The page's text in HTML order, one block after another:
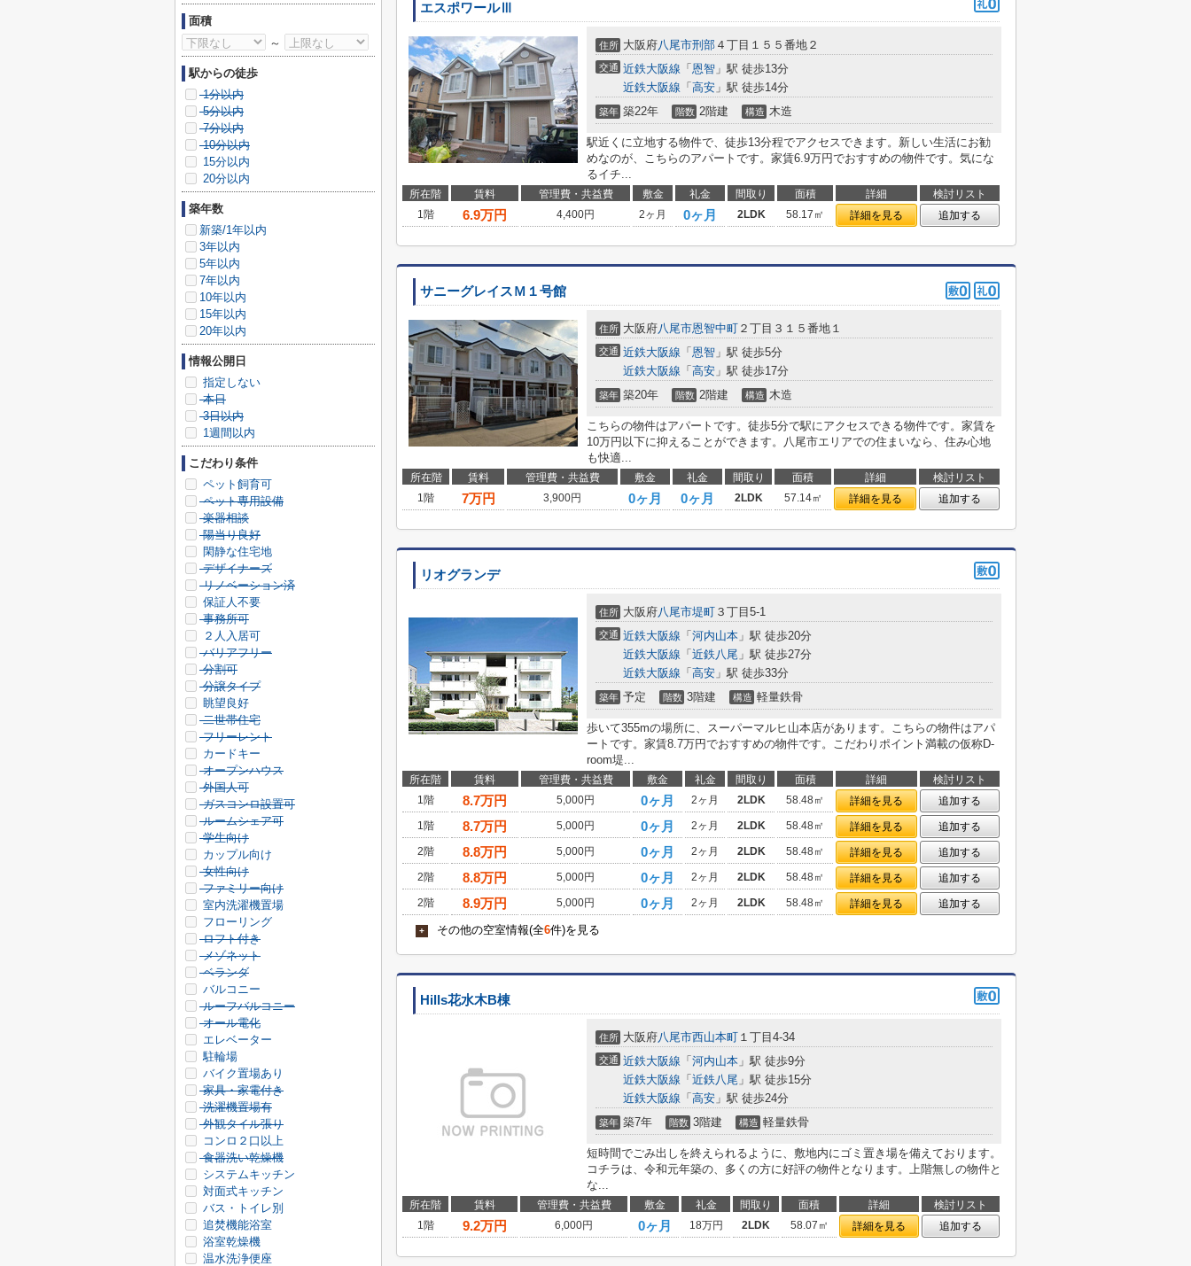
エスポワールⅢ
住所 大阪府八尾市刑部 ４丁目１５５番地２
交通 近鉄大阪線 「 恩智 」駅 徒歩13分
近鉄大阪線 「 高安 」駅 徒歩14分
築年 築22年 階数 2階建 構造 木造
駅近くに立地する物件で、徒歩13分程でアクセスできます。新しい生活にお勧
めなのが、こちらのアパートです。家賃6.9万円でおすすめの物件です。気にな
るイチ...
所在階 賃料 管理費・共益費 敷金 礼金 間取り 面積 詳細
検討リスト
1階
6.9万円 4,400円 2ヶ月 0ヶ月 2LDK 58.17㎡ 詳細を見る 追加する
サニーグレイスＭ１号館
住所 大阪府八尾市恩智中町 ２丁目３１５番地１
交通 近鉄大阪線 「 恩智 」駅 徒歩5分
近鉄大阪線 「 高安 」駅 徒歩17分
築年 築20年 階数 2階建 構造 木造
こちらの物件はアパートです。徒歩5分で駅にアクセスできる物件です。家賃を
10万円以下に抑えることができます。八尾市エリアでの住まいなら、住み心地
も快適...
所在階 賃料 管理費・共益費 敷金 礼金 間取り 面積 詳細
検討リスト
1階
7万円 3,900円 0ヶ月 0ヶ月 2LDK 57.14㎡ 詳細を見る 追加する
リオグランデ
住所 大阪府八尾市堤町 ３丁目5-1
交通 近鉄大阪線 「 河内山本 」駅 徒歩20分
近鉄大阪線 「 近鉄八尾 」駅 徒歩27分
近鉄大阪線 「 高安 」駅 徒歩33分
築年 予定 階数 3階建 構造 軽量鉄骨
歩いて355mの場所に、スーパーマルヒ山本店があります。こちらの物件はアパ
ートです。家賃8.7万円でおすすめの物件です。こだわりポイント満載の仮称D-
room堤...
所在階 賃料 管理費・共益費 敷金 礼金 間取り 面積 詳細
検討リスト
1階
8.7万円 5,000円 0ヶ月 2ヶ月 2LDK 58.48㎡ 詳細を見る
追加する
1階
8.7万円 5,000円 0ヶ月 2ヶ月 2LDK 58.48㎡ 詳細を見る
追加する
2階
8.8万円 5,000円 0ヶ月 2ヶ月 2LDK 58.48㎡ 詳細を見る
追加する
2階
8.8万円 5,000円 0ヶ月 2ヶ月 2LDK 58.48㎡ 詳細を見る
追加する
2階
8.9万円 5,000円 0ヶ月 2ヶ月 2LDK 58.48㎡ 詳細を見る 追加する
+ その他の空室情報(全6件)を見る
Hills花水木B棟
住所 大阪府八尾市西山本町 １丁目4-34
交通 近鉄大阪線 「 河内山本 」駅 徒歩9分
近鉄大阪線 「 近鉄八尾 」駅 徒歩15分
近鉄大阪線 「 高安 」駅 徒歩24分
築年 築7年 階数 3階建 構造 軽量鉄骨
短時間でごみ出しを終えられるように、敷地内にゴミ置き場を備えております。
コチラは、令和元年築の、多くの方に好評の物件となります。上階無しの物件と
な...
所在階 賃料 管理費・共益費 敷金 礼金 間取り 面積 詳細
検討リスト
1階
9.2万円 6,000円 0ヶ月 18万円 2LDK 58.07㎡ 詳細を見る 追加する
面積
～
駅からの徒歩
1分以内
5分以内
7分以内
10分以内
15分以内
20分以内
築年数
新築/1年以内
3年以内
5年以内
7年以内
10年以内
15年以内
20年以内
情報公開日
指定しない
本日
3日以内
1週間以内
こだわり条件
ペット飼育可
ペット専用設備
楽器相談
陽当り良好
閑静な住宅地
デザイナーズ
リノベーション済
保証人不要
事務所可
２人入居可
バリアフリー
分割可
分譲タイプ
眺望良好
二世帯住宅
フリーレント
カードキー
オープンハウス
外国人可
ガスコンロ設置可
ルームシェア可
学生向け
カップル向け
女性向け
ファミリー向け
室内洗濯機置場
フローリング
ロフト付き
メゾネット
ベランダ
バルコニー
ルーフバルコニー
オール電化
エレベーター
駐輪場
バイク置場あり
家具・家電付き
洗濯機置場有
外観タイル張り
コンロ２口以上
食器洗い乾燥機
システムキッチン
対面式キッチン
バス・トイレ別
追焚機能浴室
浴室乾燥機
温水洗浄便座